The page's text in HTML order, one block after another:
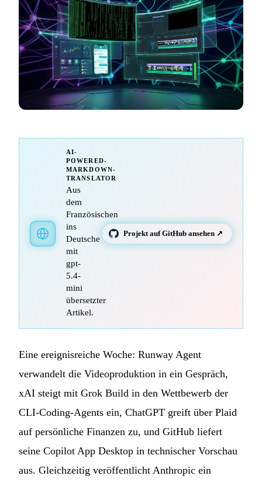
AI-
POWERED-
MARKDOWN-
TRANSLATOR
Aus
dem
Französischen
ins
Deutsche
mit
gpt-
5.4-
mini
übersetzter
Artikel.
Projekt auf GitHub ansehen ↗
Eine ereignisreiche Woche: Runway Agent
verwandelt die Videoproduktion in ein Gespräch,
xAI steigt mit Grok Build in den Wettbewerb der
CLI-Coding-Agents ein, ChatGPT greift über Plaid
auf persönliche Finanzen zu, und GitHub liefert
seine Copilot App Desktop in technischer Vorschau
aus. Gleichzeitig veröffentlicht Anthropic ein